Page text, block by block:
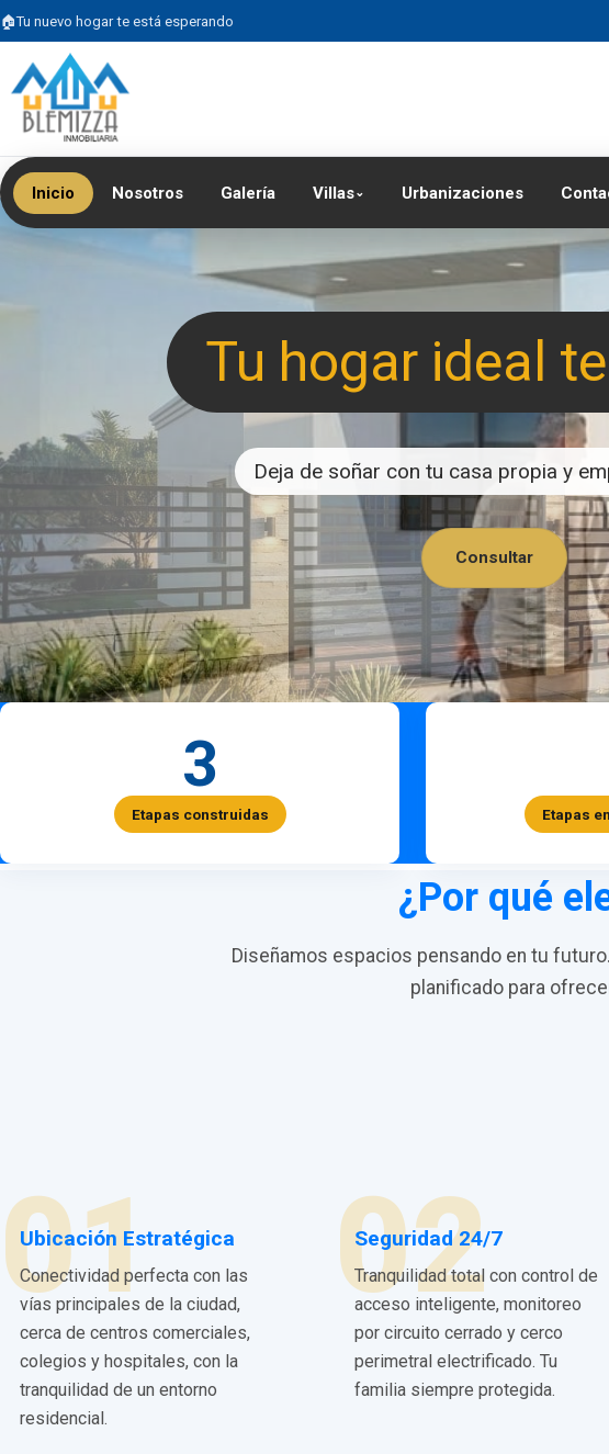
Tu nuevo hogar te está esperando
Inicio Nosotros Galería Villas⌄ Urbanizaciones
Tu hogar ideal
Deja de soñar con tu casa propia y
Consultar
3
Etapas construidas Etapas
¿Por qué
Diseñamos espacios pensando en tu
planificado para
01
Ubicación Estratégica
Conectividad perfecta con las
vías principales de la ciudad,
cerca de centros comerciales,
colegios y hospitales, con la
tranquilidad de un entorno
residencial.
02
Seguridad 24/7
Tranquilidad total con control de
acceso inteligente, monitoreo
por circuito cerrado y cerco
perimetral electrificado. Tu
familia siempre protegida.